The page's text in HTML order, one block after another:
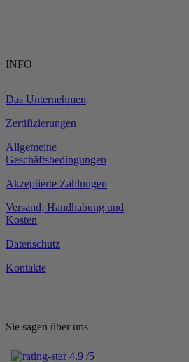
INFO
Das Unternehmen
Zertifizierungen
Allgemeine
Geschäftsbedingungen
Akzeptierte Zahlungen
Versand, Handhabung und
Kosten
Datenschutz
Kontakte
Sie sagen über uns